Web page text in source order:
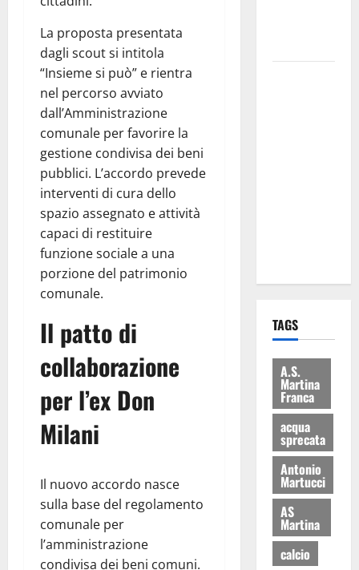
La proposta presentata
dagli scout si intitola
“Insieme si può” e rientra
nel percorso avviato
dall’Amministrazione
comunale per favorire la
gestione condivisa dei beni
pubblici. L’accordo prevede
interventi di cura dello
spazio assegnato e attività
capaci di restituire
funzione sociale a una
porzione del patrimonio
comunale.
Il patto di
collaborazione
per l’ex Don
Milani
Il nuovo accordo nasce
sulla base del regolamento
comunale per
l’amministrazione
condivisa dei beni comuni.
TAGS
A.S.
Martina
Franca
acqua
sprecata
Antonio
Martucci
AS
Martina
calcio